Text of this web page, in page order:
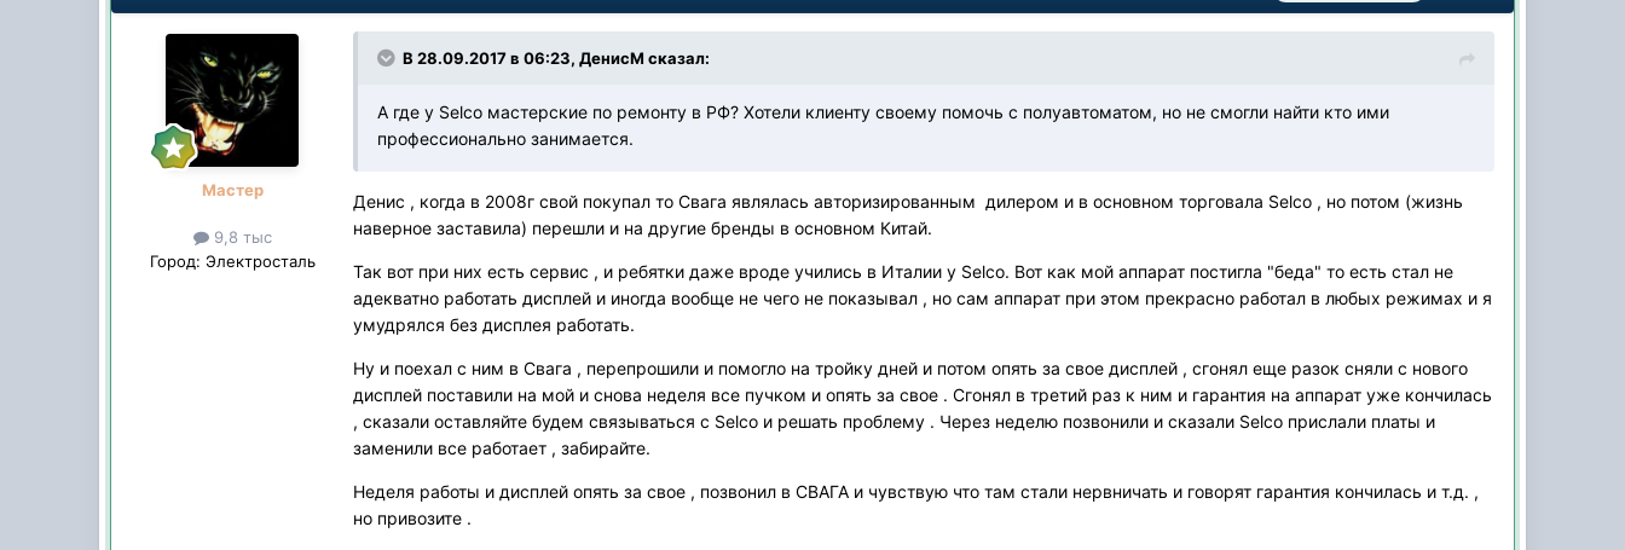
Мастер
9,8 тыс
Город: Электросталь
В 28.09.2017 в 06:23, ДенисМ сказал:
А где у Selco мастерские по ремонту в РФ? Хотели клиенту своему помочь с полуавтоматом, но не смогли найти кто ими
профессионально занимается.
Денис , когда в 2008г свой покупал то Свага являлась авторизированным дилером и в основном торговала Selco , но потом (жизнь
наверное заставила) перешли и на другие бренды в основном Китай.
Так вот при них есть сервис , и ребятки даже вроде учились в Италии у Selco. Вот как мой аппарат постигла "беда" то есть стал не
адекватно работать дисплей и иногда вообще не чего не показывал , но сам аппарат при этом прекрасно работал в любых режимах и я
умудрялся без дисплея работать.
Ну и поехал с ним в Свага , перепрошили и помогло на тройку дней и потом опять за свое дисплей , сгонял еще разок сняли с нового
дисплей поставили на мой и снова неделя все пучком и опять за свое . Сгонял в третий раз к ним и гарантия на аппарат уже кончилась
, сказали оставляйте будем связываться с Selco и решать проблему . Через неделю позвонили и сказали Selco прислали платы и
заменили все работает , забирайте.
Неделя работы и дисплей опять за свое , позвонил в СВАГА и чувствую что там стали нервничать и говорят гарантия кончилась и т.д. ,
но привозите .